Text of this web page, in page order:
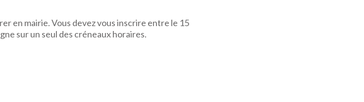
en mairie. Vous devez vous inscrire entre le 15
sur un seul des créneaux horaires.